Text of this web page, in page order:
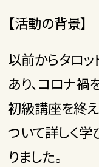
【活動の背景】
以前からタロ
あり、コロナ禍
初級講座を終え
ついて詳しく
りました。